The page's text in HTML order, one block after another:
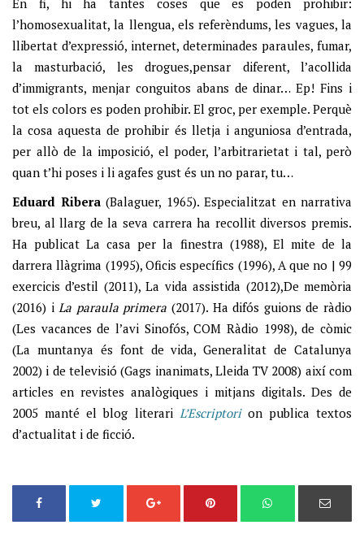
En fi, hi ha tantes coses que es poden prohibir:
l’homosexualitat, la llengua, els referèndums, les vagues, la
llibertat d’expressió, internet, determinades paraules, fumar,
la masturbació, les drogues,pensar diferent, l’acollida
d’immigrants, menjar conguitos abans de dinar… Ep! Fins i
tot els colors es poden prohibir. El groc, per exemple. Perquè
la cosa aquesta de prohibir és lletja i anguniosa d’entrada,
per allò de la imposició, el poder, l’arbitrarietat i tal, però
quan t’hi poses i li agafes gust és un no parar, tu…
Eduard Ribera(Balaguer, 1965). Especialitzat en narrativa
breu, al llarg de la seva carrera ha recollit diversos premis.
Ha publicat La casa per la finestra (1988), El mite de la
darrera llàgrima (1995), Oficis específics (1996), A que no | 99
exercicis d’estil (2011), La vida assistida (2012),De memòria
(2016) iLa paraula primera (2017). Ha difós guions de ràdio
(Les vacances de l’avi Sinofós, COM Ràdio 1998), de còmic
(La muntanya és font de vida, Generalitat de Catalunya
2002) i de televisió (Gags inanimats, Lleida TV 2008) així com
articles en revistes analògiques i mitjans digitals. Des de
2005 manté el blog literari L’Escriptorion publica textos
d’actualitat i de ficció.